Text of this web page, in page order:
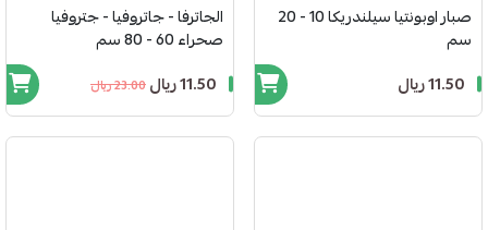
صبار اوبونتيا سيلندريكا 10 - 20
سم
11.50 ريال
الجاترفا - جاتروفيا - جتروفيا
صحراء 60 - 80 سم
11.50 ريال 23.00 ريال